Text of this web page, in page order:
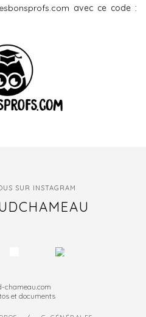
avec ce code :
SUR INSTAGRAM
chameau.com
et documents